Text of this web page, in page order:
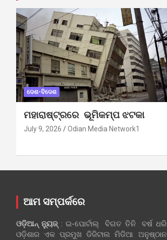
ଦେଶ-ବିଦେଶ
ମହାରାଷ୍ଟ୍ରରେ ଭୂମିକମ୍ପ ଝଟକା
July 9, 2026 Odian Media Network1
ଆମ ସମ୍ପର୍କରେ
ଓଡ଼ିଆନ୍‍ ନ୍ୟୁଜ୍‍: ଇ-ପୋର୍ଟାଲ୍ ବିଗତ ତିନି ବର୍ଷ ଧରି
ଓଡ଼ିଶାର ଏକ ପ୍ରମୁଖ ଡିଜିଟାଲ ମିଡିଆ ଅନୁଷ୍ଠାନ